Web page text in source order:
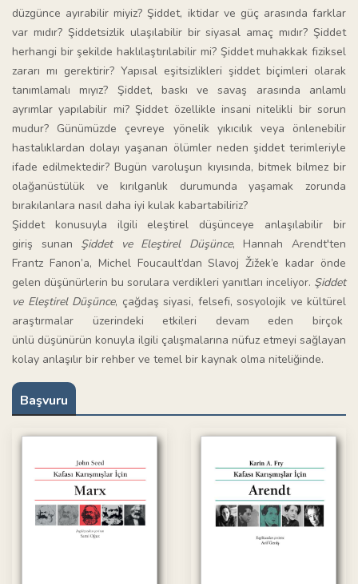
düzgünce ayırabilir miyiz? Şiddet, iktidar ve güç arasında farklar
var mıdır? Şiddetsizlik ulaşılabilir bir siyasal amaç mıdır? Şiddet
herhangi bir şekilde haklılaştırılabilir mi? Şiddet muhakkak fiziksel
zararı mı gerektirir? Yapısal eşitsizlikleri şiddet biçimleri olarak
tanımlamalı mıyız? Şiddet, baskı ve savaş arasında anlamlı
ayrımlar yapılabilir mi? Şiddet özellikle insani nitelikli bir sorun
mudur? Günümüzde çevreye yönelik yıkıcılık veya önlenebilir
hastalıklardan dolayı yaşanan ölümler neden şiddet terimleriyle
ifade edilmektedir? Bugün varoluşun kıyısında, bitmek bilmez bir
olağanüstülük ve kırılganlık durumunda yaşamak zorunda
bırakılanlara nasıl daha iyi kulak kabartabiliriz?
Şiddet konusuyla ilgili eleştirel düşünceye anlaşılabilir bir
giriş sunan Şiddet ve Eleştirel Düşünce, Hannah Arendt'ten
Frantz Fanon’a, Michel Foucault’dan Slavoj Žižek’e kadar önde
gelen düşünürlerin bu sorulara verdikleri yanıtları inceliyor. Şiddet
ve Eleştirel Düşünce, çağdaş siyasi, felsefi, sosyolojik ve kültürel
araştırmalar üzerindeki etkileri devam eden birçok
ünlü düşünürün konuyla ilgili çalışmalarına nüfuz etmeyi sağlayan
kolay anlaşılır bir rehber ve temel bir kaynak olma niteliğinde.
Başvuru